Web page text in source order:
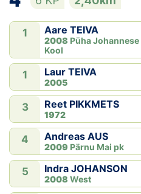
1 Aare TEIVA
2008 Püha Johannese
Kool
1 Laur TEIVA
2005
3 Reet PIKKMETS
1972
4 Andreas AUS
2009 Pärnu Mai pk
5 Indra JOHANSON
2008 West